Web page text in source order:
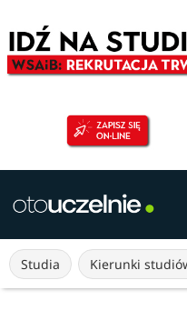
Studia Kierunki